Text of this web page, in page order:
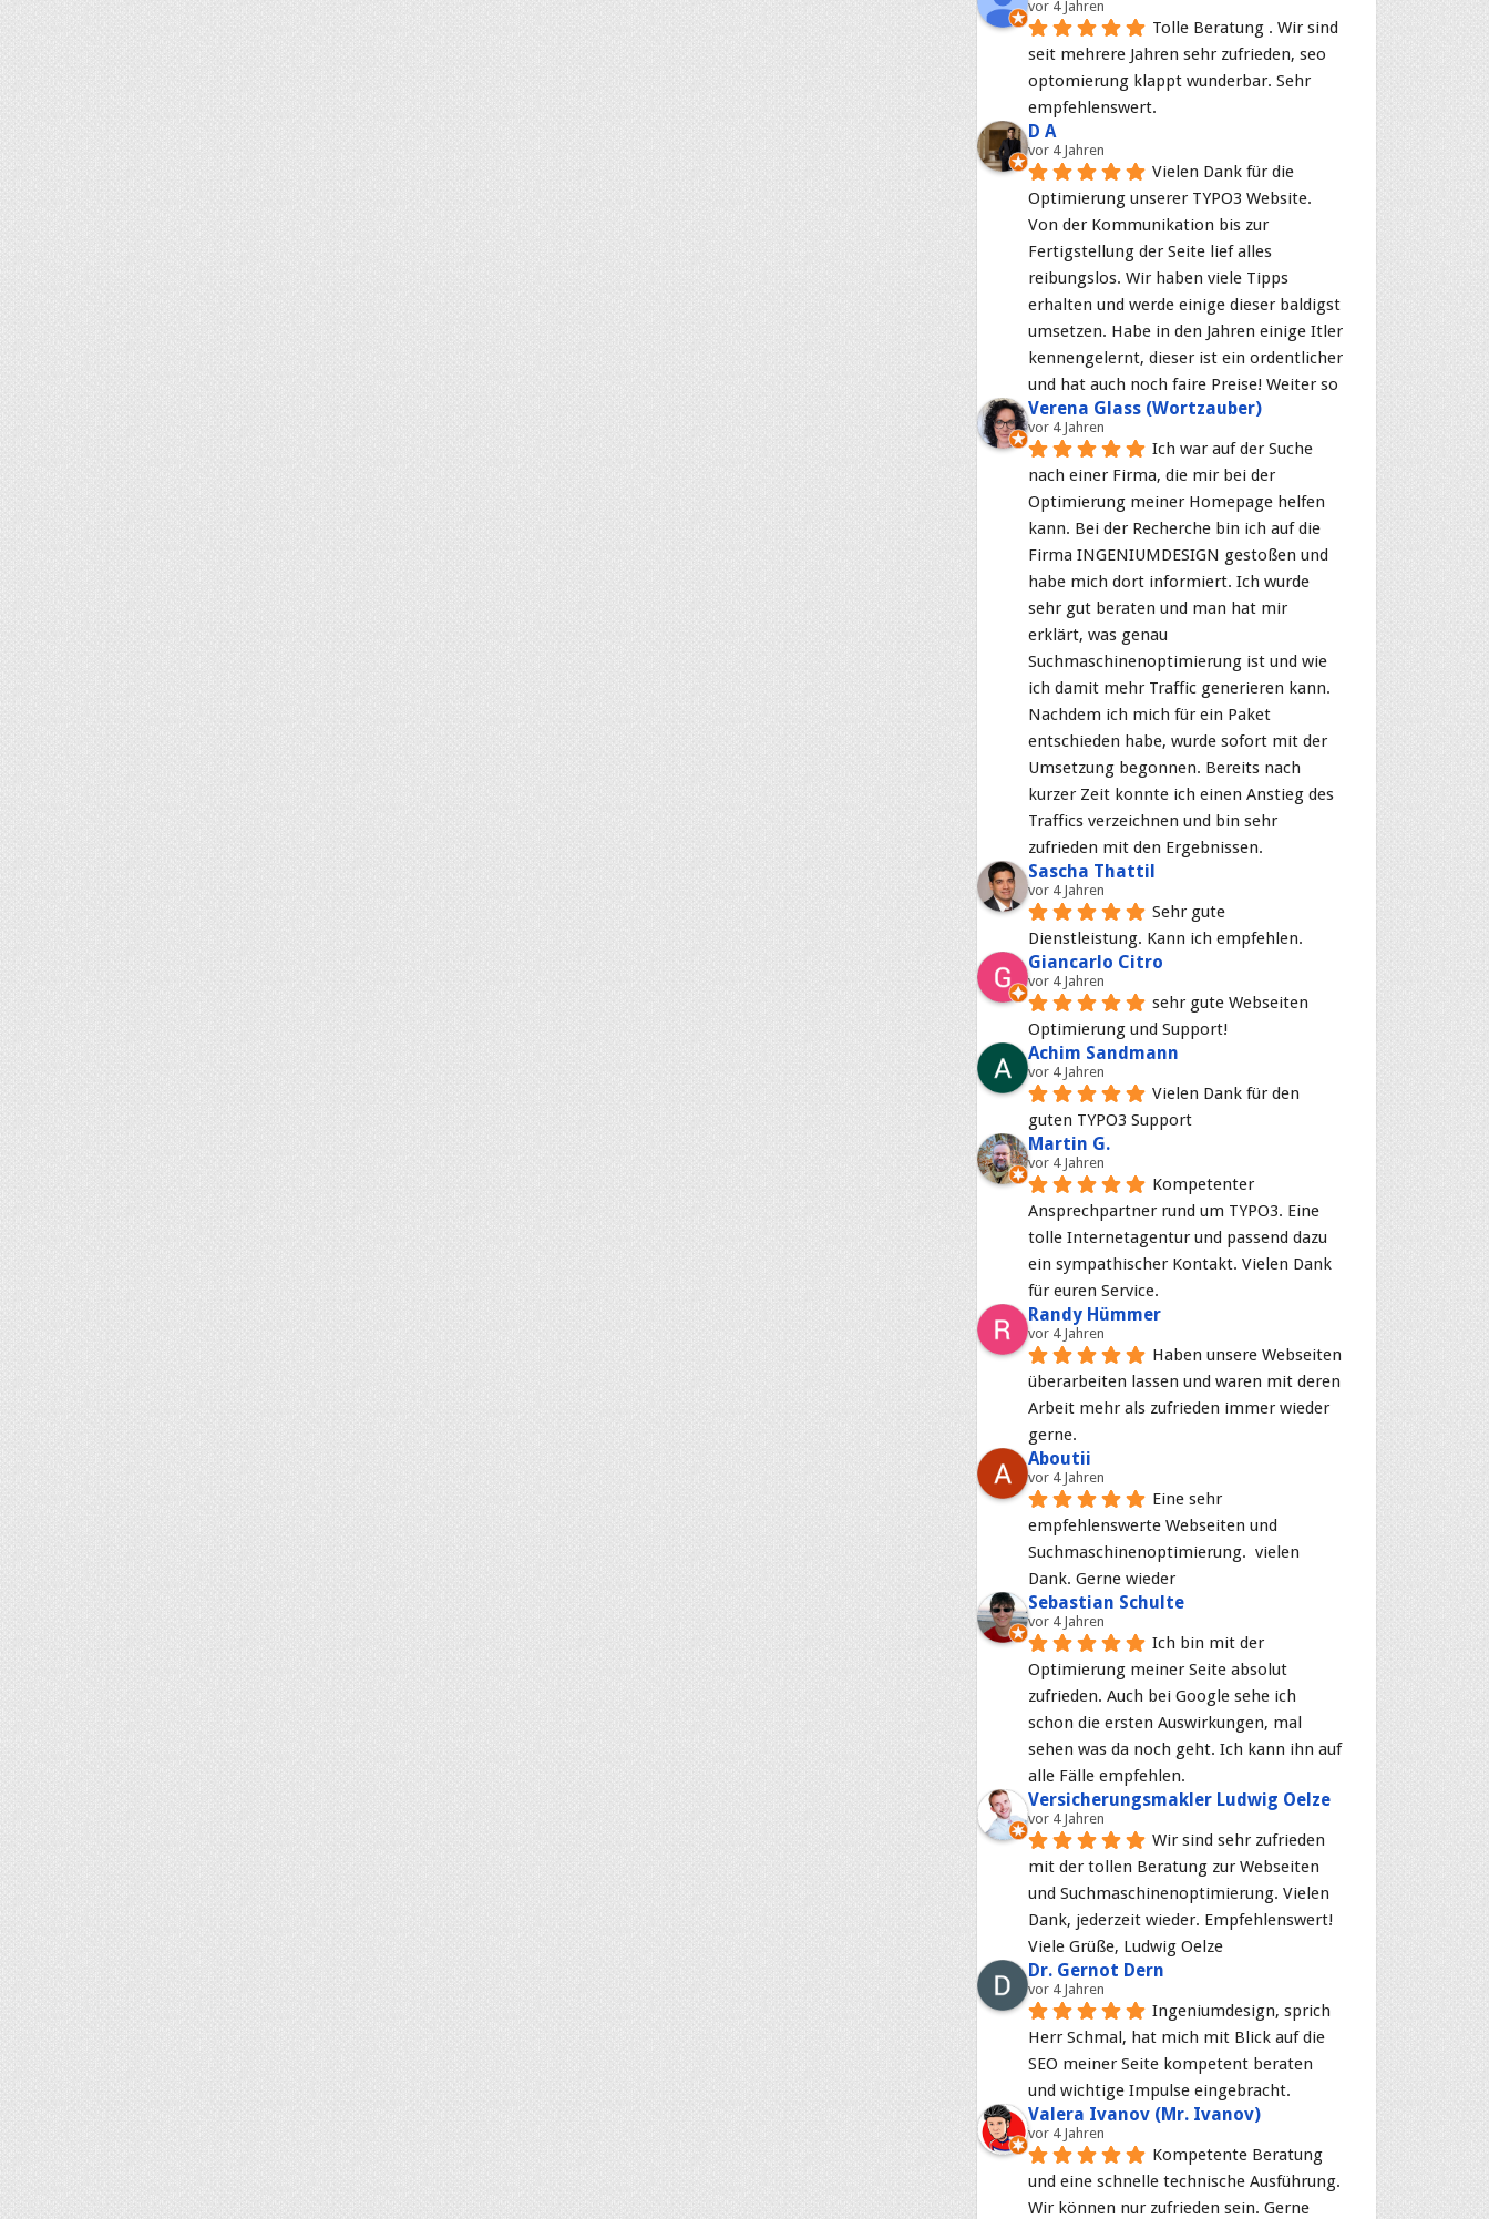
vor 4 Jahren
Tolle Beratung . Wir sind
seit mehrere Jahren sehr zufrieden, seo
optomierung klappt wunderbar. Sehr
empfehlenswert.
D A
vor 4 Jahren
Vielen Dank für die
Optimierung unserer TYPO3 Website.
Von der Kommunikation bis zur
Fertigstellung der Seite lief alles
reibungslos. Wir haben viele Tipps
erhalten und werde einige dieser baldigst
umsetzen. Habe in den Jahren einige Itler
kennengelernt, dieser ist ein ordentlicher
und hat auch noch faire Preise! Weiter so
Verena Glass (Wortzauber)
vor 4 Jahren
Ich war auf der Suche
nach einer Firma, die mir bei der
Optimierung meiner Homepage helfen
kann. Bei der Recherche bin ich auf die
Firma INGENIUMDESIGN gestoßen und
habe mich dort informiert. Ich wurde
sehr gut beraten und man hat mir
erklärt, was genau
Suchmaschinenoptimierung ist und wie
ich damit mehr Traffic generieren kann.
Nachdem ich mich für ein Paket
entschieden habe, wurde sofort mit der
Umsetzung begonnen. Bereits nach
kurzer Zeit konnte ich einen Anstieg des
Traffics verzeichnen und bin sehr
zufrieden mit den Ergebnissen.
Sascha Thattil
vor 4 Jahren
Sehr gute
Dienstleistung. Kann ich empfehlen.
Giancarlo Citro
vor 4 Jahren
sehr gute Webseiten
Optimierung und Support!
Achim Sandmann
vor 4 Jahren
Vielen Dank für den
guten TYPO3 Support
Martin G.
vor 4 Jahren
Kompetenter
Ansprechpartner rund um TYPO3. Eine
tolle Internetagentur und passend dazu
ein sympathischer Kontakt. Vielen Dank
für euren Service.
Randy Hümmer
vor 4 Jahren
Haben unsere Webseiten
überarbeiten lassen und waren mit deren
Arbeit mehr als zufrieden immer wieder
gerne.
Aboutii
vor 4 Jahren
Eine sehr
empfehlenswerte Webseiten und
Suchmaschinenoptimierung.  vielen
Dank. Gerne wieder
Sebastian Schulte
vor 4 Jahren
Ich bin mit der
Optimierung meiner Seite absolut
zufrieden. Auch bei Google sehe ich
schon die ersten Auswirkungen, mal
sehen was da noch geht. Ich kann ihn auf
alle Fälle empfehlen.
Versicherungsmakler Ludwig Oelze
vor 4 Jahren
Wir sind sehr zufrieden
mit der tollen Beratung zur Webseiten
und Suchmaschinenoptimierung. Vielen
Dank, jederzeit wieder. Empfehlenswert!
Viele Grüße, Ludwig Oelze
Dr. Gernot Dern
vor 4 Jahren
Ingeniumdesign, sprich
Herr Schmal, hat mich mit Blick auf die
SEO meiner Seite kompetent beraten
und wichtige Impulse eingebracht.
Valera Ivanov (Mr. Ivanov)
vor 4 Jahren
Kompetente Beratung
und eine schnelle technische Ausführung.
Wir können nur zufrieden sein. Gerne